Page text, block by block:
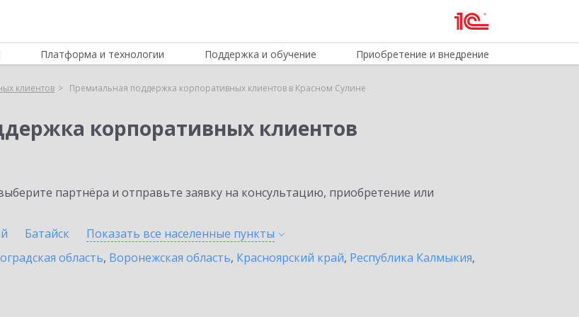
Платформа и технологии Поддержка и обучение Приобретение и внедрение
клиентов Премиальная поддержка корпоративных клиентов в Красном Сулине
корпоративных клиентов
партнёра и отправьте заявку на консультацию, приобретение или
Батайск Показать все населенные пункты
область, Воронежская область, Красноярский край, Республика Калмыкия,